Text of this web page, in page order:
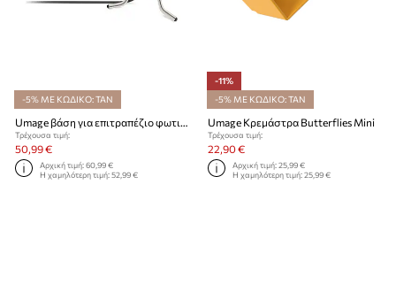
-5% ΜΕ ΚΩΔΙΚΟ: TAN
Umage βάση για επιτραπέζιο φωτιστικό Tripod Base
Τρέχουσα τιμή:
50,99 €
Αρχική τιμή:60,99 €
Η χαμηλότερη τιμή:52,99 €
-11%
-5% ΜΕ ΚΩΔΙΚΟ: TAN
Umage Κρεμάστρα Butterflies Mini
Τρέχουσα τιμή:
22,90 €
Αρχική τιμή:25,99 €
Η χαμηλότερη τιμή:25,99 €